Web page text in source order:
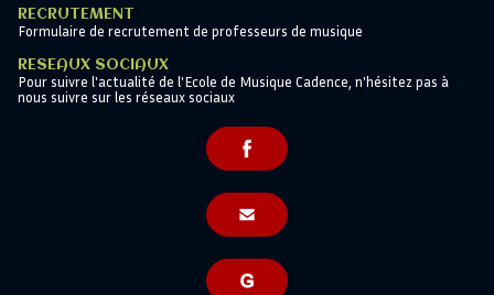
RECRUTEMENT
Formulaire de recrutement de professeurs de musique
RESEAUX SOCIAUX
Pour suivre l'actualité de l'Ecole de Musique Cadence, n'hésitez pas à
nous suivre sur les réseaux sociaux